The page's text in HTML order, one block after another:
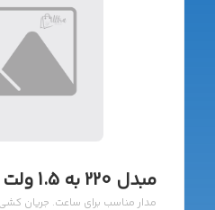
مبدل 220 به 1.5 ولت